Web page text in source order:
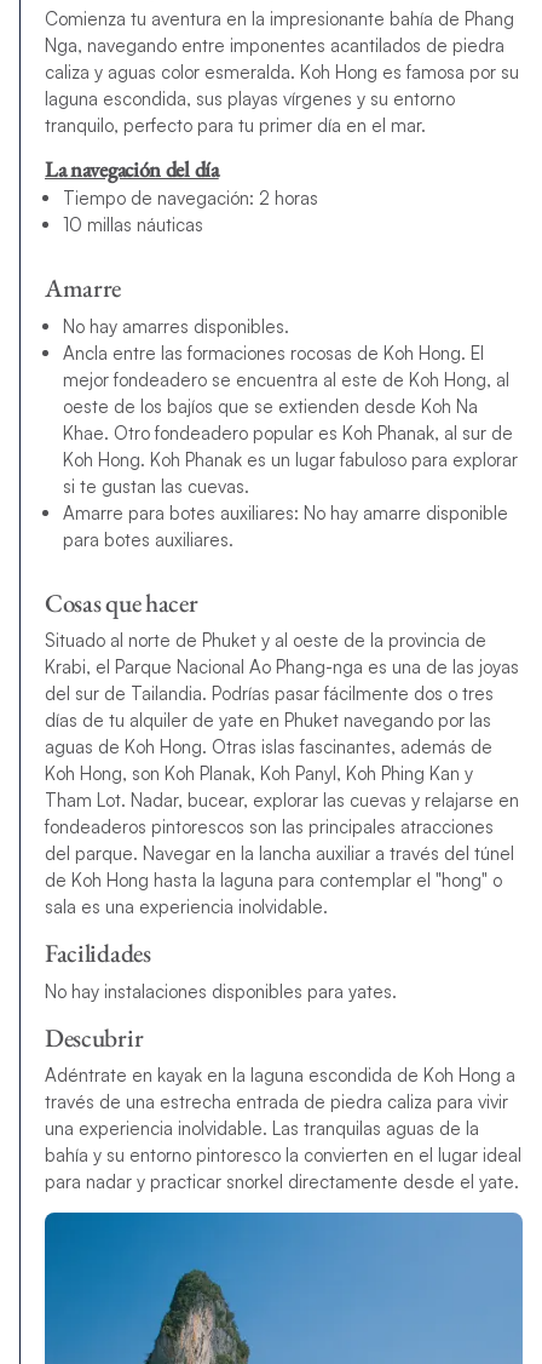
Comienza tu aventura en la impresionante bahía de Phang
Nga, navegando entre imponentes acantilados de piedra
caliza y aguas color esmeralda. Koh Hong es famosa por su
laguna escondida, sus playas vírgenes y su entorno
tranquilo, perfecto para tu primer día en el mar.
La navegación del día
Tiempo de navegación: 2 horas
10 millas náuticas
Amarre
No hay amarres disponibles.
Ancla entre las formaciones rocosas de Koh Hong. El
mejor fondeadero se encuentra al este de Koh Hong, al
oeste de los bajíos que se extienden desde Koh Na
Khae. Otro fondeadero popular es Koh Phanak, al sur de
Koh Hong. Koh Phanak es un lugar fabuloso para explorar
si te gustan las cuevas.
Amarre para botes auxiliares: No hay amarre disponible
para botes auxiliares.
Cosas que hacer
Situado al norte de Phuket y al oeste de la provincia de
Krabi, el Parque Nacional Ao Phang-nga es una de las joyas
del sur de Tailandia. Podrías pasar fácilmente dos o tres
días de tu alquiler de yate en Phuket navegando por las
aguas de Koh Hong. Otras islas fascinantes, además de
Koh Hong, son Koh Planak, Koh Panyl, Koh Phing Kan y
Tham Lot. Nadar, bucear, explorar las cuevas y relajarse en
fondeaderos pintorescos son las principales atracciones
del parque. Navegar en la lancha auxiliar a través del túnel
de Koh Hong hasta la laguna para contemplar el "hong" o
sala es una experiencia inolvidable.
Facilidades
No hay instalaciones disponibles para yates.
Descubrir
Adéntrate en kayak en la laguna escondida de Koh Hong a
través de una estrecha entrada de piedra caliza para vivir
una experiencia inolvidable. Las tranquilas aguas de la
bahía y su entorno pintoresco la convierten en el lugar ideal
para nadar y practicar snorkel directamente desde el yate.